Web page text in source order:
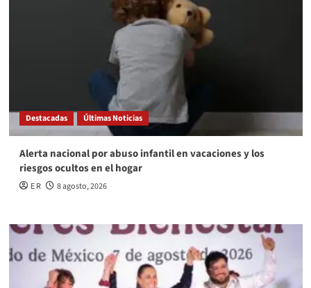
Destacadas Últimas Noticias
Alerta nacional por abuso infantil en vacaciones y los
riesgos ocultos en el hogar
E R 8 agosto, 2026